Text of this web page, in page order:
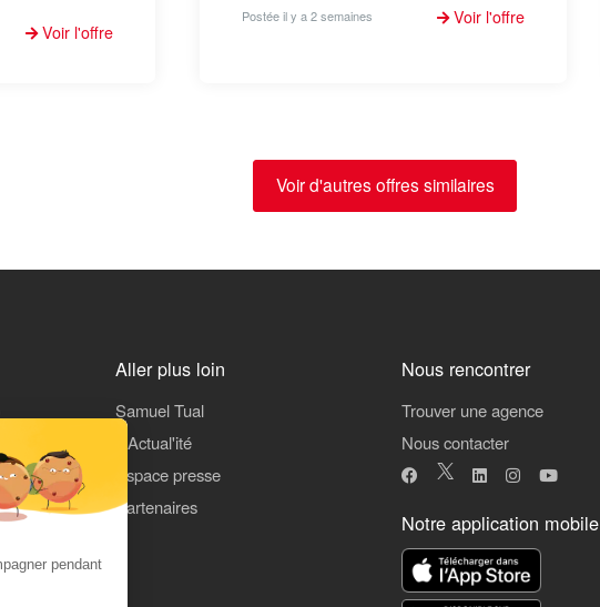
pendant
Voir l'offre
Postée il y a 2 semaines Voir l'offre
Voir d'autres offres similaires
Aller plus loin
Samuel Tual
L'Actual'ité
Espace presse
Partenaires
Nous rencontrer
Trouver une agence
Nous contacter
Notre application mobile